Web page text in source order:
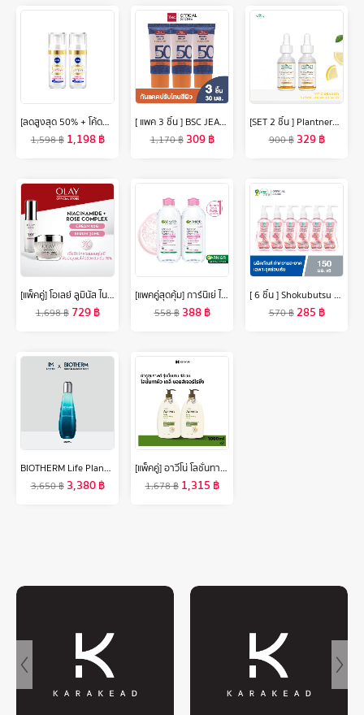
[ลดสูงสุด 50% + โค้ดลดเพิ่ม 20%]นีเวีย ลูมินัส630 แอนตี้สปอต แอดวานซ์ ดาร์ค สปอต เซรั่ม 30 มล. 2 ชิ้น NIVEA ไทอามิดอล
1,598฿ 1,198฿
[ แพค 3 ชิ้น ] BSC JEANS MINERAL TONE UP SUNSCREEN SPF50 PA+++ ครีมกันแดดเนื้อบางเบา ช่วยปกป้องผิวจากแสงแดดด้วย SPF50 ป้องกันทั้งรังสี UVA และ UVB พร้อมปรับโทนสีผิว
1,170฿ 309฿
[SET 2 ชิ้น ] Plantnery Vit C Orange & Lemon Bright Complex Intense Serum 30 ml
900฿ 329฿
[แพ็คคู่] โอเลย์ ลูมินัส ไนอะซินาไมด์ โรส คอมเพล็กซ์ ครีม 50 กรัม. + เซรั่ม 30 มล. กระจ่างใส สกินแคร์ Olay Luminous Niacinamide Rose Complex Cream 50G + Serum 30ML
1,698฿ 729฿
[แพคคู่สุดคุ้ม] การ์นิเย่ ไมเซล่าฝาชมพู คลีนซิ่ง วอเตอร์ เซนซิทีฟ สกิน 400มล GARNIER MICELLAR CLEANSING WATER 400MLX2 ล้างเครื่องสำอาง
558฿ 388฿
[ 6 ชิ้น ] Shokubutsu ผลิตภัณฑ์ทำความสะอาดเฉพาะจุดซ่อนเร้น Feminine Cleansing สูตร Daily Gentle Care Shiso Extract & Aloe Vera 150 มล.
570฿285 ฿
BIOTHERM Life Plankton™ Essence 200ml ไบโอเธิร์ม ไลฟ์ แพลงตอน เอสเซนส์ ช่วยลดเลือนริ้วรอย เติมความชุ่มชื้น (น้ำตบแพลงตอน สูตรชุ่มชื้น)
3,650฿ 3,380฿
[แพ็คคู่] อาวีโน่ โลชั่นทาผิว อาวีโน่ เดลี่ มอยส์เจอร์ไรซิ่ง 1000 มล. x 2 Aveeno Daily Moisturizing Lotion 1000 ml. x 2
1,678฿ 1,315 ฿